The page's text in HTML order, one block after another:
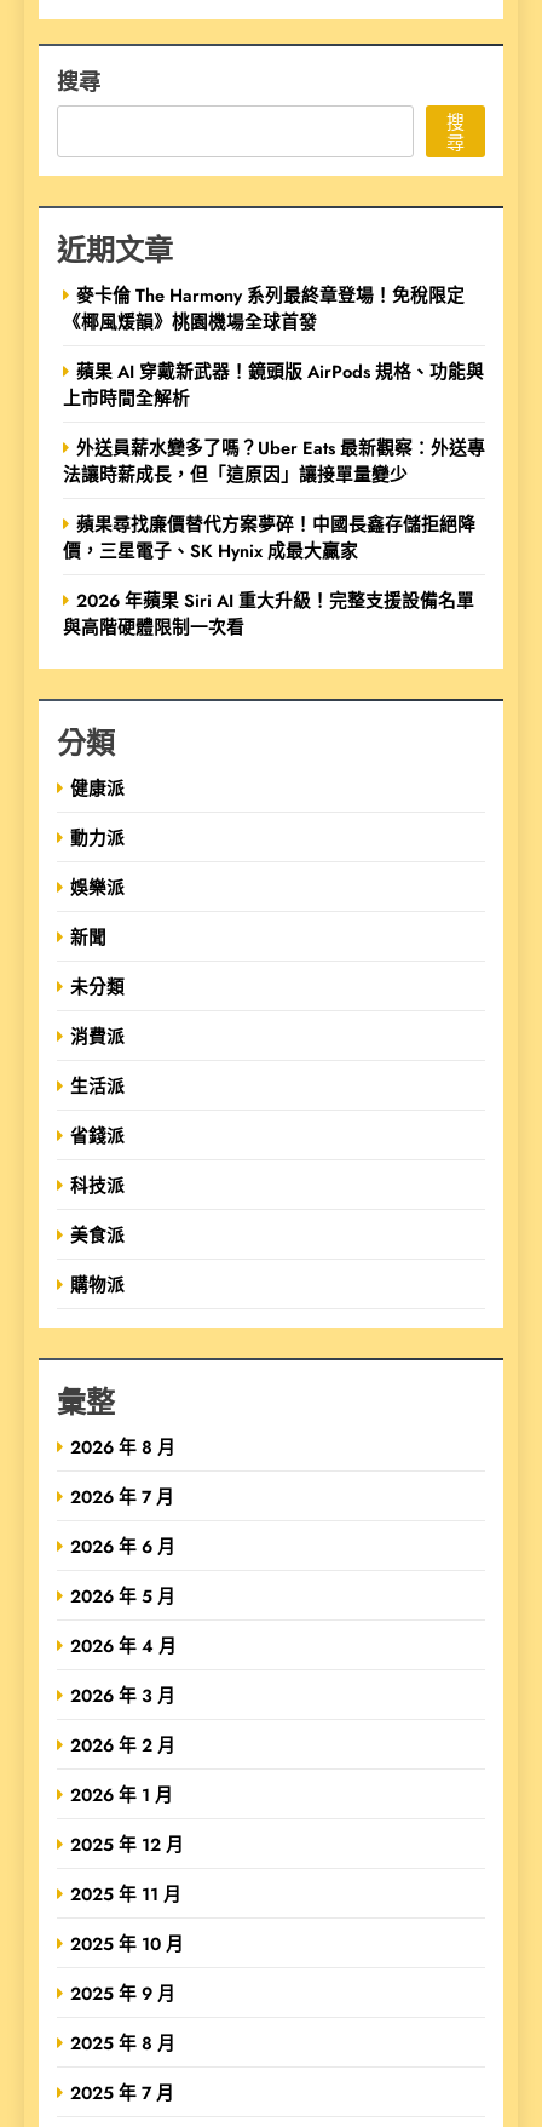
搜尋
搜
尋
近期文章
麥卡倫 The Harmony 系列最終章登場！免稅限定
《椰風煖韻》桃園機場全球首發
蘋果 AI 穿戴新武器！鏡頭版 AirPods 規格、功能與
上市時間全解析
外送員薪水變多了嗎？Uber Eats 最新觀察：外送專
法讓時薪成長，但「這原因」讓接單量變少
蘋果尋找廉價替代方案夢碎！中國長鑫存儲拒絕降
價，三星電子、SK Hynix 成最大贏家
2026 年蘋果 Siri AI 重大升級！完整支援設備名單
與高階硬體限制一次看
分類
健康派
動力派
娛樂派
新聞
未分類
消費派
生活派
省錢派
科技派
美食派
購物派
彙整
2026 年 8 月
2026 年 7 月
2026 年 6 月
2026 年 5 月
2026 年 4 月
2026 年 3 月
2026 年 2 月
2026 年 1 月
2025 年 12 月
2025 年 11 月
2025 年 10 月
2025 年 9 月
2025 年 8 月
2025 年 7 月